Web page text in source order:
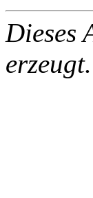
Dieses
erzeugt.